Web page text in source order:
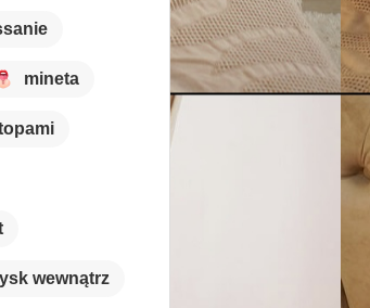
mineta
wewnątrz